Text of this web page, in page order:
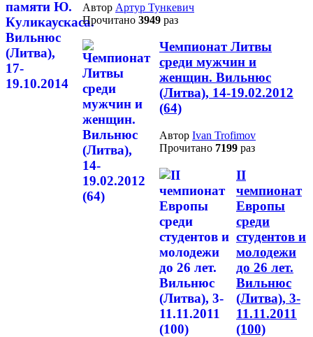
Автор Артур Тункевич
Прочитано 3949 раз
Чемпионат Литвы
среди мужчин и
женщин. Вильнюс
(Литва), 14-19.02.2012
(64)
Автор Ivan Trofimov
Прочитано 7199 раз
II
чемпионат
Европы
среди
студентов и
молодежи
до 26 лет.
Вильнюс
(Литва), 3-
11.11.2011
(100)